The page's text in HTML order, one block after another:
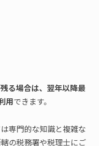
る場合は、翌年以降最
用できます。
専門的な知識と複雑な
の税務署や税理士にご